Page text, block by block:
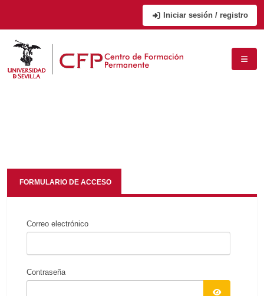
Iniciar sesión / registro
FORMULARIO DE ACCESO
Correo electrónico
Contraseña